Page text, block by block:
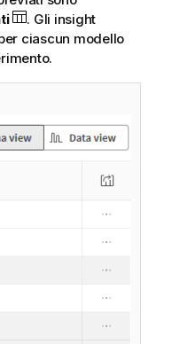
. Gli insight
ciascun modello